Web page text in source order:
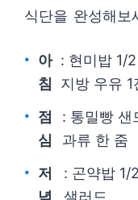
식단을 완성해보
아
침
: 현미밥 1/
지방 우유 1
점
심
: 통밀빵 샌
과류 한 줌
저
녁
: 곤약밥 1/
샐러드